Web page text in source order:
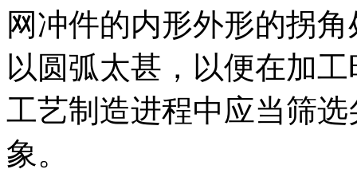
网冲件的内形外形的拐
以圆弧太甚，以便在加
工艺制造进程中应当筛
象。